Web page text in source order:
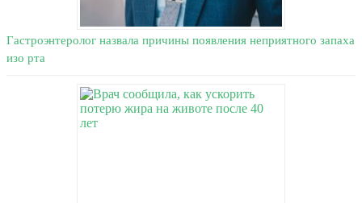
Гастроэнтеролог назвала причины появления неприятного запаха
изо рта